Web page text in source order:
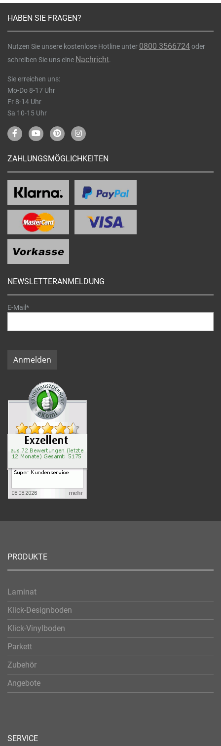
HABEN SIE FRAGEN?
Nutzen Sie unsere kostenlose Hotline unter 0800 3566724oder
schreiben Sie uns eine Nachricht.
Sie erreichen uns:
Mo-Do 8-17 Uhr
Fr 8-14 Uhr
Sa 10-15 Uhr
ZAHLUNGSMÖGLICHKEITEN
NEWSLETTERANMELDUNG
E-Mail*
Anmelden
PRODUKTE
Laminat
Klick-Designboden
Klick-Vinylboden
Parkett
Zubehör
Angebote
SERVICE